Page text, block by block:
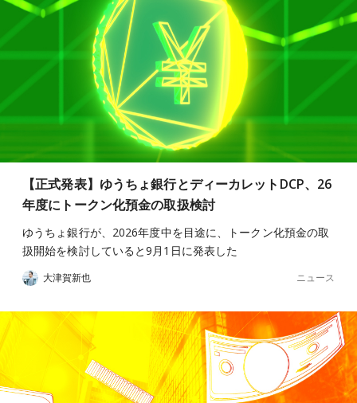
【正式発表】ゆうちょ銀行とディーカレットDCP、26
年度にトークン化預金の取扱検討
ゆうちょ銀行が、2026年度中を目途に、トークン化預金の取
扱開始を検討していると9月1日に発表した
大津賀新也 ニュース